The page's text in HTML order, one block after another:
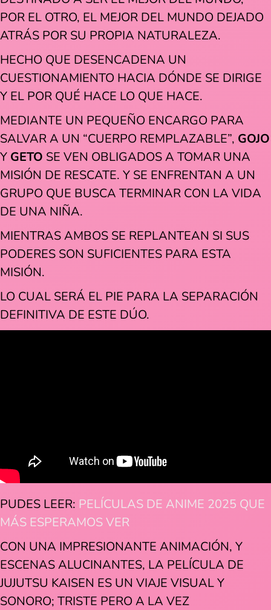
POR EL OTRO, EL MEJOR DEL MUNDO DEJADO
ATRÁS POR SU PROPIA NATURALEZA.
HECHO QUE DESENCADENA UN
CUESTIONAMIENTO HACIA DÓNDE SE DIRIGE
Y EL POR QUÉ HACE LO QUE HACE.
MEDIANTE UN PEQUEÑO ENCARGO PARA
SALVAR A UN “CUERPO REMPLAZABLE”, GOJO
Y GETO SE VEN OBLIGADOS A TOMAR UNA
MISIÓN DE RESCATE. Y SE ENFRENTAN A UN
GRUPO QUE BUSCA TERMINAR CON LA VIDA
DE UNA NIÑA.
MIENTRAS AMBOS SE REPLANTEAN SI SUS
PODERES SON SUFICIENTES PARA ESTA
MISIÓN.
LO CUAL SERÁ EL PIE PARA LA SEPARACIÓN
DEFINITIVA DE ESTE DÚO.
PUDES LEER: PELÍCULAS DE ANIME 2025 QUE
MÁS ESPERAMOS VER
CON UNA IMPRESIONANTE ANIMACIÓN, Y
ESCENAS ALUCINANTES, LA PELÍCULA DE
JUJUTSU KAISEN ES UN VIAJE VISUAL Y
SONORO; TRISTE PERO A LA VEZ